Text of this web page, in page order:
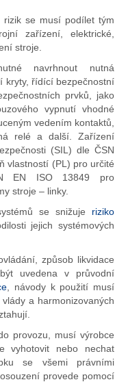
rizik se musí podílet tým
zařízení, elektrické,
stroje.
navrhnout nutná
kryty, řídící bezpečnostní
prvků, jako
vypnutí vhodné
vedením kontaktů,
relé a další. Zařízení
(SIL) dle ČSN
vlastností (PL) pro určité
EN ISO 13849 pro
stroje – linky.
se snižuje riziko
jejich systémových
způsob likvidace
uvedena v průvodní
, návody k použití musí
a harmonizovaných
provozu, musí výrobce
vyhotovit nebo nechat
se všemi právními
provede pomocí